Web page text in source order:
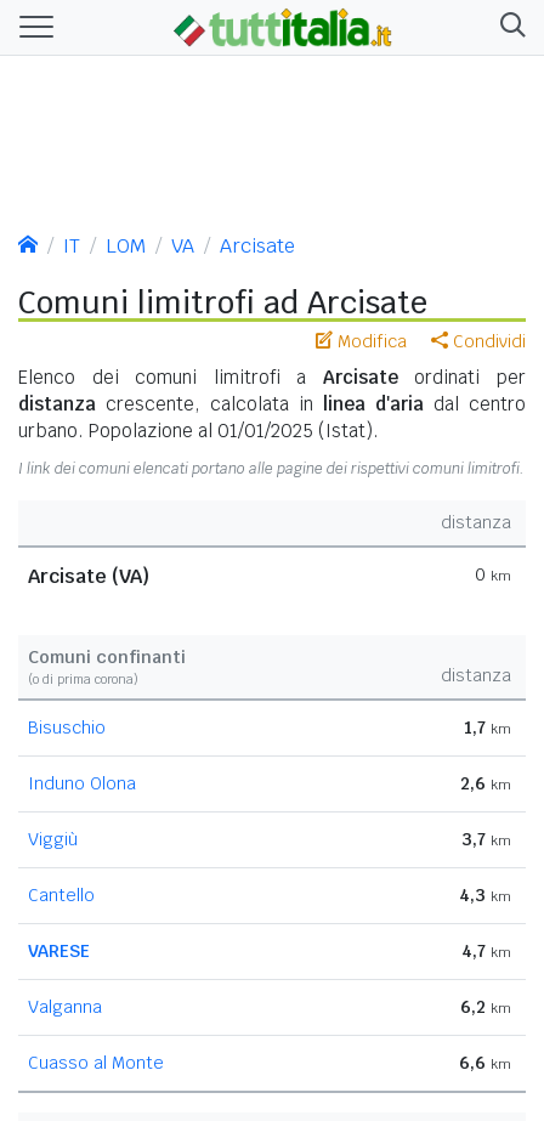
IT LOM VA Arcisate
Comuni limitrofi ad Arcisate
Modifica Condividi
Elenco dei comuni limitrofi a Arcisateordinati per
distanza crescente, calcolata in linea d'aria dal centro
urbano. Popolazione al 01/01/2025 (Istat).
I link dei comuni elencati portano alle pagine dei rispettivi comuni limitrofi.
distanza
Arcisate (VA) 0 km
Comuni confinanti
(o di prima corona) distanza
Bisuschio 1,7 km
Induno Olona 2,6 km
Viggiù 3,7 km
Cantello 4,3 km
VARESE 4,7 km
Valganna 6,2 km
Cuasso al Monte 6,6 km